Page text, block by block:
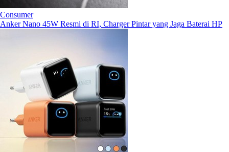
Consumer
Anker Nano 45W Resmi di RI, Charger Pintar yang Jaga Baterai HP